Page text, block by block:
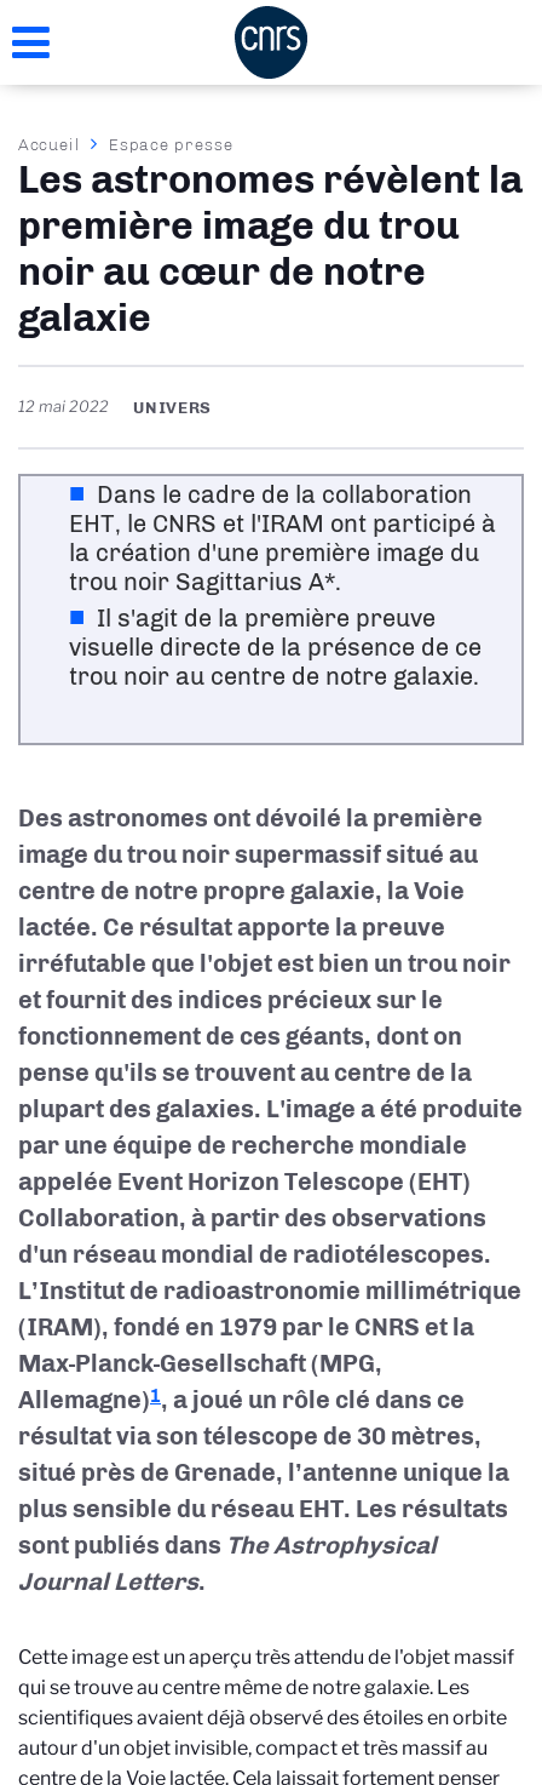
au
Fil
d'Ariane
Accueil Espace presse
Les astronomes révèlent la
première image du trou
noir au cœur de notre
galaxie
12 mai 2022 UNIVERS
Dans le cadre de la collaboration
EHT, le CNRS et l'IRAM ont participé à
la création d'une première image du
trou noir Sagittarius A*.
Il s'agit de la première preuve
visuelle directe de la présence de ce
trou noir au centre de notre galaxie.
Des astronomes ont dévoilé la première
image du trou noir supermassif situé au
centre de notre propre galaxie, la Voie
lactée. Ce résultat apporte la preuve
irréfutable que l'objet est bien un trou noir
et fournit des indices précieux sur le
fonctionnement de ces géants, dont on
pense qu'ils se trouvent au centre de la
plupart des galaxies. L'image a été produite
par une équipe de recherche mondiale
appelée Event Horizon Telescope (EHT)
Collaboration, à partir des observations
d'un réseau mondial de radiotélescopes.
L’Institut de radioastronomie millimétrique
(IRAM), fondé en 1979 par le CNRS et la
Max-Planck-Gesellschaft (MPG,
Allemagne)1, a joué un rôle clé dans ce
résultat via son télescope de 30 mètres,
situé près de Grenade, l’antenne unique la
plus sensible du réseau EHT. Les résultats
sont publiés dans The Astrophysical
Journal Letters.
Cette image est un aperçu très attendu de l'objet massif
qui se trouve au centre même de notre galaxie. Les
scientifiques avaient déjà observé des étoiles en orbite
autour d'un objet invisible, compact et très massif au
centre de la Voie lactée. Cela laissait fortement penser